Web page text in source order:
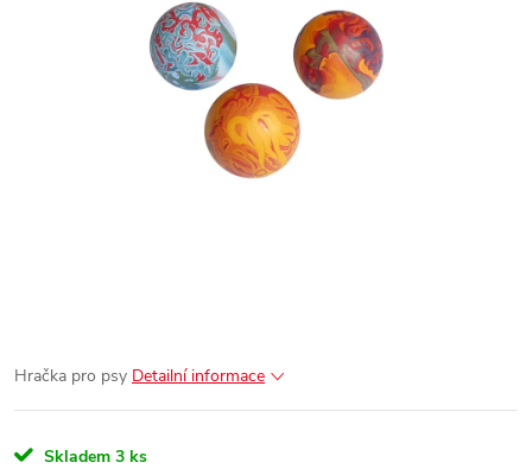
Hračka pro psy Detailní informace
Skladem 3 ks